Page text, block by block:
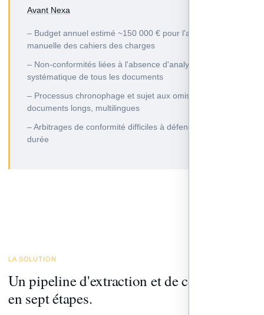
Avant Nexa
– Budget annuel estimé ~150 000 € pour l'analyse
manuelle des cahiers des charges
– Non-conformités liées à l'absence d'analyse
systématique de tous les documents
– Processus chronophage et sujet aux omissions,
documents longs, multilingues
– Arbitrages de conformité difficiles à défendre dans la
durée
LA SOLUTION
Un pipeline d'extraction et de conformité
en sept étapes.